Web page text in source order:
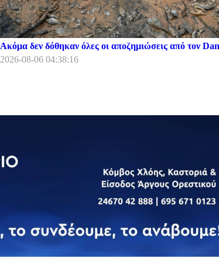
Ακόμα δεν δόθηκαν όλες οι αποζημιώσεις από τον
2026-08-06 04:38:16